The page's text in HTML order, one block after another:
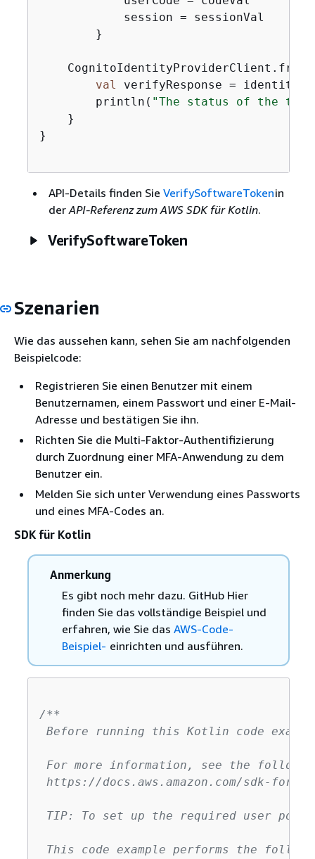
            session = sessionVal
        }
val
verifyResponse =
        println(
"The status of the
    }
}
API-Details finden Sie VerifySoftwareTokenin
der API-Referenz zum AWS SDK für Kotlin.
VerifySoftwareToken
Szenarien
Wie das aussehen kann, sehen Sie am nachfolgenden
Beispielcode:
Registrieren Sie einen Benutzer mit einem
Benutzernamen, einem Passwort und einer E-Mail-
Adresse und bestätigen Sie ihn.
Richten Sie die Multi-Faktor-Authentifizierung
durch Zuordnung einer MFA-Anwendung zu dem
Benutzer ein.
Melden Sie sich unter Verwendung eines Passworts
und eines MFA-Codes an.
SDK für Kotlin
Anmerkung
Es gibt noch mehr dazu. GitHub Hier
finden Sie das vollständige Beispiel und
erfahren, wie Sie das AWS-Code-
Beispiel- einrichten und ausführen.
/**
Before running this Kotlin code
For more information, see the
https://docs.aws.amazon.com/sdk-
TIP: To set up the required user pool,
This code example performs the